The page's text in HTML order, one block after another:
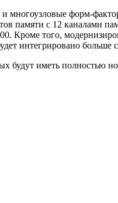
форм-
памяти с 12 каналами
Кроме того,
интегрировано
иметь полностью